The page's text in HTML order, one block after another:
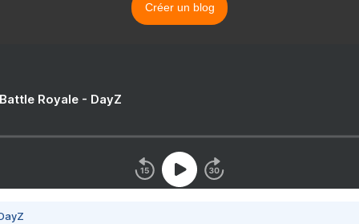
Créer un blog
Royale - DayZ